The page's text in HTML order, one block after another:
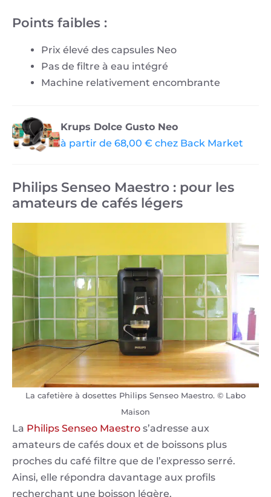
Points faibles :
Prix élevé des capsules Neo
Pas de filtre à eau intégré
Machine relativement encombrante
Krups Dolce Gusto Neo
à partir de 68,00 € chez Back Market
Philips Senseo Maestro : pour les
amateurs de cafés légers
La cafetière à dosettes Philips Senseo Maestro. © Labo
Maison
La Philips Senseo Maestro s’adresse aux
amateurs de cafés doux et de boissons plus
proches du café filtre que de l’expresso serré.
Ainsi, elle répondra davantage aux profils
recherchant une boisson légère.